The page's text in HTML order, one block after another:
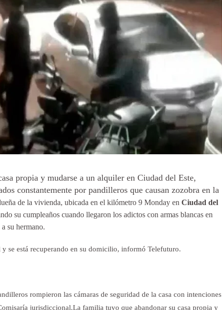
propia y mudarse a un alquiler en Ciudad del Este,
constantemente por pandilleros que causan zozobra en la
de la vivienda, ubicada en el kilómetro 9 Monday en Ciudad del
su cumpleaños cuando llegaron los adictos con armas blancas en
su hermano.
se está recuperando en su domicilio, informó Telefuturo.
rompieron las cámaras de seguridad de la casa con intenciones
jurisdiccional.La familia tuvo que abandonar su casa propia y